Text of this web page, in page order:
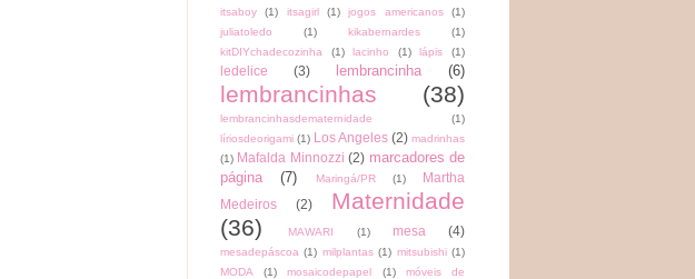
itsaboy (1) itsagirl (1) jogos americanos
(1)
juliatoledo
(1) kikabernardes
(1)
kitDIYchadecozinha
(1) lacinho (1) lápis (1)
ledelice (3) lembrancinha (6)
lembrancinhas (38)
lembrancinhasdematernidade
(1)
líriosdeorigami (1) Los Angeles (2) madrinhas
(1) Mafalda Minnozzi (2) marcadores de
página
(7) Maringá/PR (1)
Martha
Medeiros
(2)
Maternidade
(36)
MAWARI (1) mesa (4)
mesadepáscoa (1) milplantas (1) mitsubishi (1)
MODA
(1) mosaicodepapel (1) móveis de